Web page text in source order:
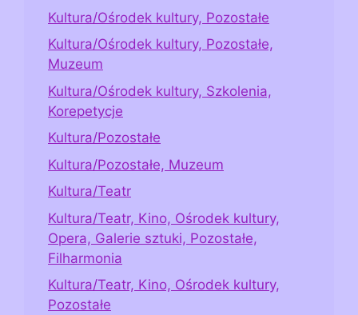
Kultura/Ośrodek kultury, Pozostałe
Kultura/Ośrodek kultury, Pozostałe,
Muzeum
Kultura/Ośrodek kultury, Szkolenia,
Korepetycje
Kultura/Pozostałe
Kultura/Pozostałe, Muzeum
Kultura/Teatr
Kultura/Teatr, Kino, Ośrodek kultury,
Opera, Galerie sztuki, Pozostałe,
Filharmonia
Kultura/Teatr, Kino, Ośrodek kultury,
Pozostałe